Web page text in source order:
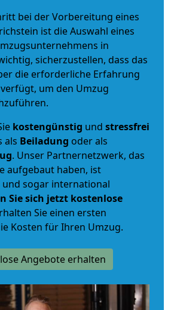
bei der Vorbereitung eines
ist die Auswahl eines
in
sicherzustellen, dass das
die erforderliche Erfahrung
um den Umzug
kostengünstig und stressfrei
als Beiladung oder als
. Unser Partnernetzwerk, das
aufgebaut haben, ist
sogar international
Sie sich jetzt kostenlose
Sie einen ersten
Kosten für Ihren Umzug.
Angebote erhalten